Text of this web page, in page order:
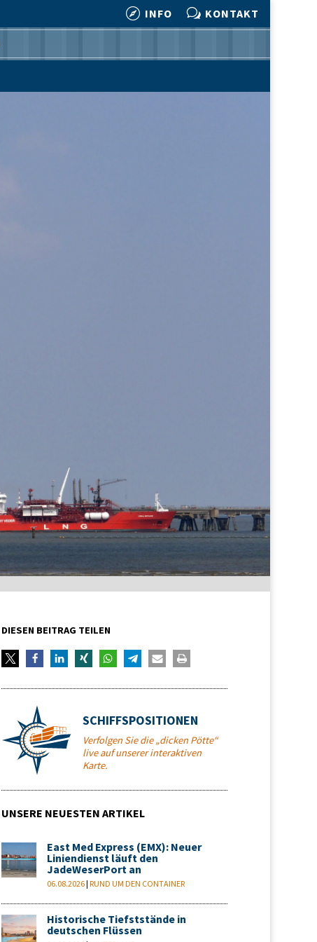
 INFO w KONTAKT
DIESEN BEITRAG TEILEN
SCHIFFSPOSITIONEN
Verfolgen Sie die „dicken Pötte“
live auf unserer interaktiven
Karte.
UNSERE NEUESTEN ARTIKEL
East Med Express (EMX): Neuer
Liniendienst läuft den
JadeWeserPort an
06.08.2026 |RUND UM DEN CONTAINER
Historische Tiefststände in
deutschen Flüssen